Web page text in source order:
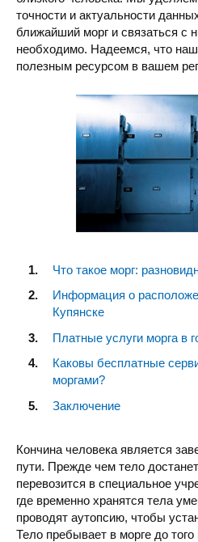
точности и актуальности
ближайший морг и связаться с
необходимо. Надеемся, что
полезным ресурсом в вашем
Что такое морг:
Информация о
Купянске
Платные услуги морга в
Каковы бесплатные
моргами?
Заключение
Кончина человека является
пути. Прежде чем тело
перевозится в специальное
где временно хранятся тела
проводят аутопсию, чтобы
Тело пребывает в морге до